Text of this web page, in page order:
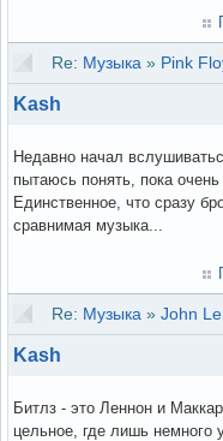
Re: Музыка » Pink
Kash
Недавно начал
пытаюсь понять, пока
Единственное, что сразу
сравнимая музыка...
Re: Музыка » John
Kash
Битлз - это Леннон и
цельное, где лишь